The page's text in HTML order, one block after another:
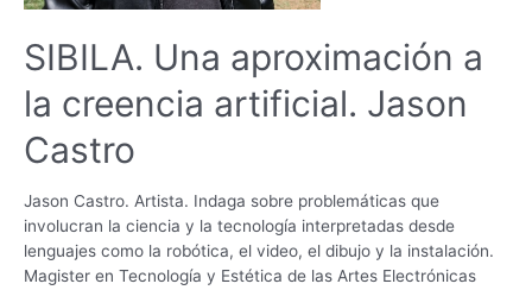
SIBILA. Una aproximación a
la creencia artificial. Jason
Castro
Jason Castro. Artista. Indaga sobre problemáticas que
involucran la ciencia y la tecnología interpretadas desde
lenguajes como la robótica, el video, el dibujo y la instalación.
Magister en Tecnología y Estética de las Artes Electrónicas